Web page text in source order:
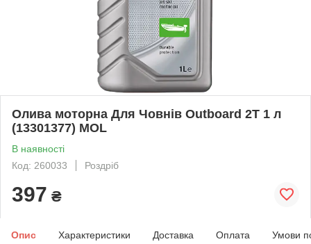
Олива моторна Для Човнів Outboard 2T 1 л
(13301377) MOL
В наявності
Код: 260033
Роздріб
397 ₴
Опис Характеристики Доставка Оплата Умови